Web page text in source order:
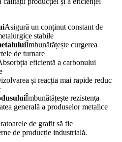
Asigură un conținut constant de
stabile
Îmbunătățește curgerea
de turnare
eficientă a carbonului
și reacția mai rapide reduc
Îmbunătățește rezistența
generală a produselor metalice
de grafit să fie
de producție industrială.